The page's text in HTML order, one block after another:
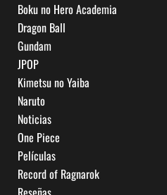
Boku no Hero Academia
Dragon Ball
Gundam
JPOP
Kimetsu no Yaiba
Naruto
Noticias
One Piece
Películas
Record of Ragnarok